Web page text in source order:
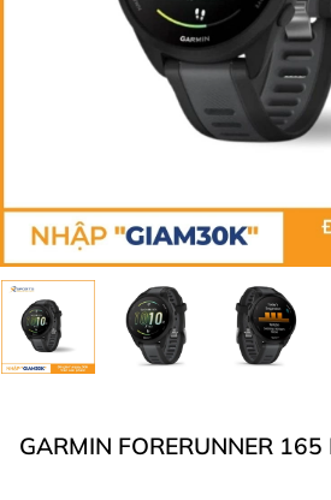
GARMIN FORERUNNER 165